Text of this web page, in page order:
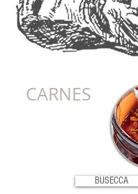
CARNES
BUSECCA